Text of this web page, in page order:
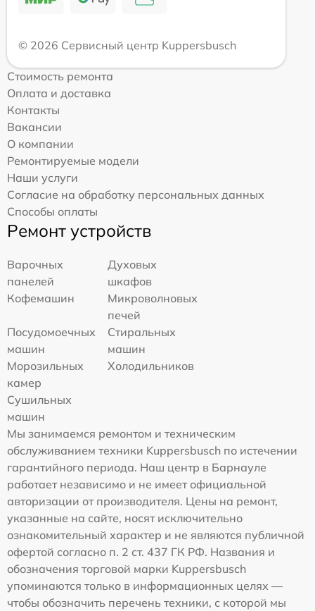
© 2026 Сервисный центр Kuppersbusch
Стоимость ремонта
Оплата и доставка
Контакты
Вакансии
О компании
Ремонтируемые модели
Наши услуги
Согласие на обработку персональных данных
Способы оплаты
Ремонт устройств
Варочных
панелей
Духовых
шкафов
Кофемашин
Микроволновых
печей
Посудомоечных
машин
Стиральных
машин
Морозильных
камер
Холодильников
Сушильных
машин
Мы занимаемся ремонтом и техническим
обслуживанием техники Kuppersbusch по истечении
гарантийного периода. Наш центр в Барнауле
работает независимо и не имеет официальной
авторизации от производителя. Цены на ремонт,
указанные на сайте, носят исключительно
ознакомительный характер и не являются публичной
офертой согласно п. 2 ст. 437 ГК РФ. Названия и
обозначения торговой марки Kuppersbusch
упоминаются только в информационных целях —
чтобы обозначить перечень техники, с которой мы